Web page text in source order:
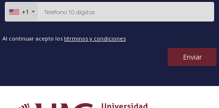
+1
Al continuar acepto los términos y condiciones
Enviar